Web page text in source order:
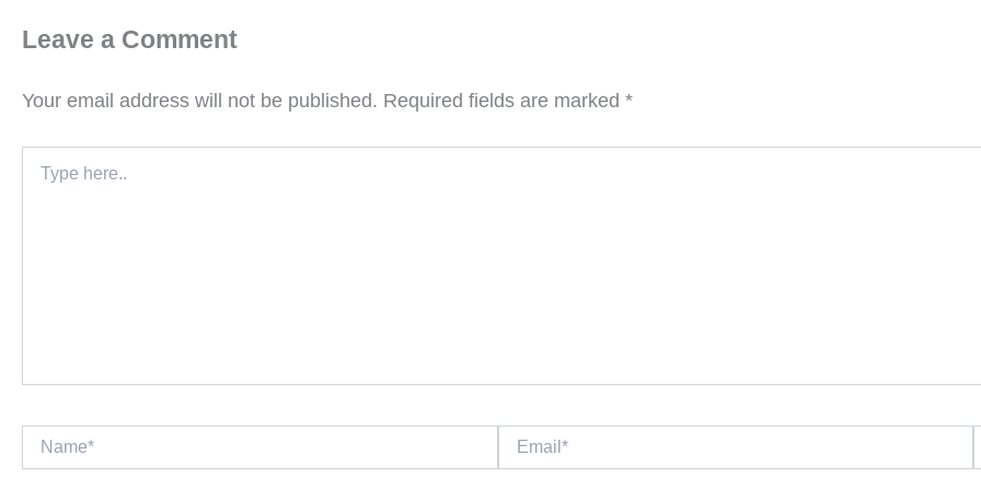
Leave a Comment
Your email address will not be published. Required fields are marked *
here..
Name* Email*